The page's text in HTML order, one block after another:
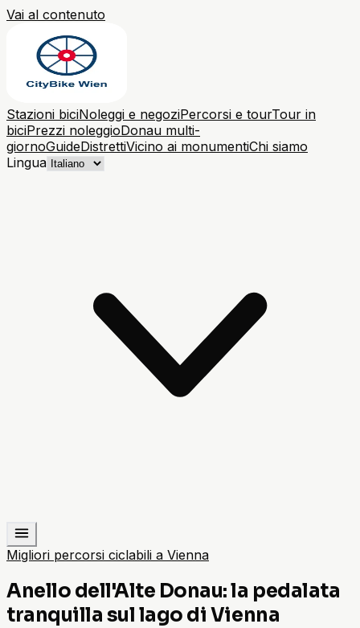
Vai al contenuto
Stazioni biciNoleggi e negoziPercorsi e tourTour in
biciPrezzi noleggioDonau multi-
giornoGuideDistrettiVicino ai monumentiChi siamo
Lingua
Migliori percorsi ciclabili a Vienna
Anello dell'Alte Donau: la pedalata
tranquilla sul lago di Vienna